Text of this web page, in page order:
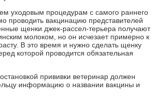
уходовым процедурам с самого раннего
проводить вакцинацию представителей
щенки джек-рассел-терьера получают
молоком, но он исчезает примерно к
В это время и нужно сделать щенку
которой проводится обязательная
прививки ветеринар должен
информацию о названии вакцины и